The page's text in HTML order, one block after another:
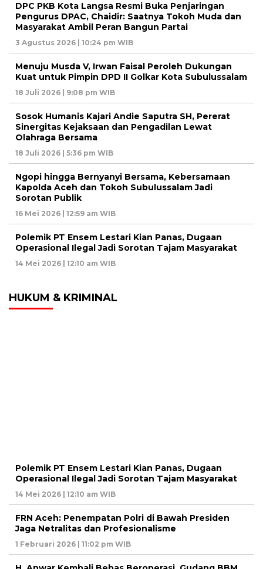
DPC PKB Kota Langsa Resmi Buka Penjaringan
Pengurus DPAC, Chaidir: Saatnya Tokoh Muda dan
Masyarakat Ambil Peran Bangun Partai
3 Agustus 2026 | 10:24 pm WIB
Menuju Musda V, Irwan Faisal Peroleh Dukungan
Kuat untuk Pimpin DPD II Golkar Kota Subulussalam
18 Juli 2026 | 9:08 pm WIB
Sosok Humanis Kajari Andie Saputra SH, Pererat
Sinergitas Kejaksaan dan Pengadilan Lewat
Olahraga Bersama
18 Juli 2026 | 5:36 pm WIB
Ngopi hingga Bernyanyi Bersama, Kebersamaan
Kapolda Aceh dan Tokoh Subulussalam Jadi
Sorotan Publik
16 Mei 2026 | 12:59 am WIB
Polemik PT Ensem Lestari Kian Panas, Dugaan
Operasional Ilegal Jadi Sorotan Tajam Masyarakat
14 Mei 2026 | 12:10 am WIB
HUKUM & KRIMINAL
Polemik PT Ensem Lestari Kian Panas, Dugaan
Operasional Ilegal Jadi Sorotan Tajam Masyarakat
14 Mei 2026 | 12:10 am WIB
FRN Aceh: Penempatan Polri di Bawah Presiden
Jaga Netralitas dan Profesionalisme
1 Februari 2026 | 11:02 pm WIB